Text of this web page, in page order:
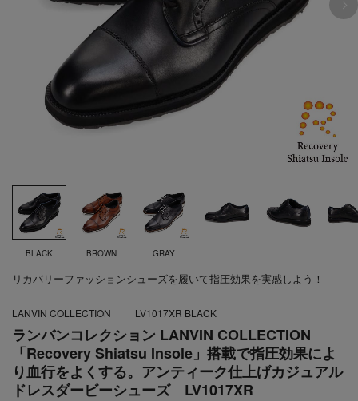
BLACK BROWN GRAY
ランバンコレクション LANVIN COLLECTION
「Recovery Shiatsu Insole」搭載で指圧効果によ
り血行をよくする。アンティーク仕上げカジュアル
ドレスダービーシューズ LV1017XR
リカバリーファッションシューズを履いて指圧効果を実感しよう！
LANVIN COLLECTION LV1017XR BLACK